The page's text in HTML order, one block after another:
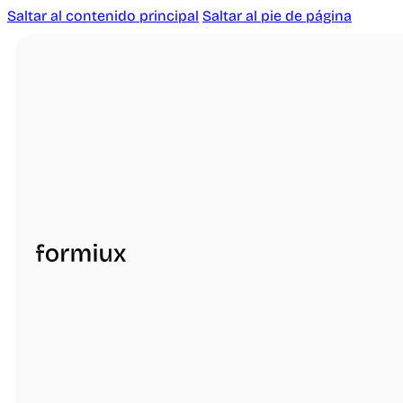
Saltar al contenido principal Saltar al pie de página